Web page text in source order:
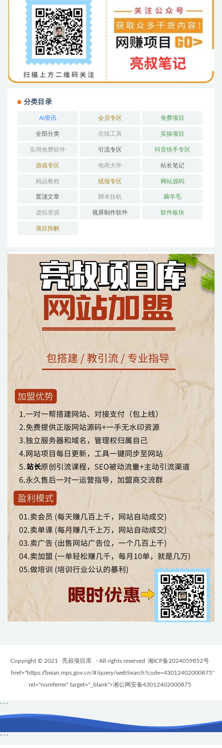
分类目录
AI资讯 会员专区 免费项目
全部分类 在线工具 实操项目
实用免费软件 引流专区 抖音快手专区
游戏专区 电商大学 站长笔记
精品教程 线报专区 网站源码
置顶文章 脚本挂机 薅羊毛
虚拟资源 视屏制作软件 软件板块
项目拆解
Copyright © 2021 亮叔项目库 - All rights reserved 湘ICP备2024059852号
href="https://beian.mps.gov.cn/#/query/webSearch?code=43012402000875"
rel="noreferrer" target="_blank">湘公网安备43012402000875
```
```